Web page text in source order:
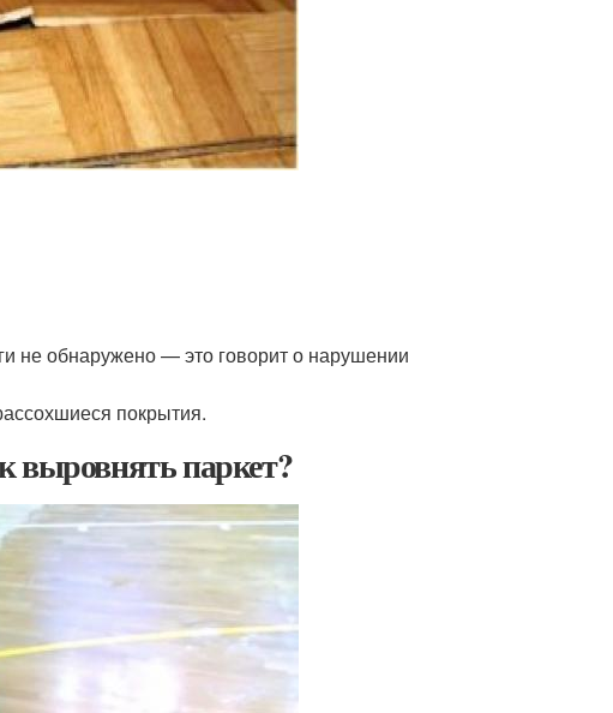
не обнаружено — это говорит о нарушении
покрытия.
выровнять паркет?